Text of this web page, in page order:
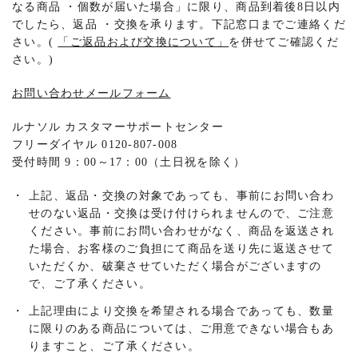
なる商品
・ 個数が届いた場合」に限り、商品到着後8日以内
でしたら、返品
・ 交換を承ります。下記窓口までご連絡くだ
さい。(
「ご返品および交換について」 を併せてご確認くだ
さい。)
お問い合わせメールフォーム
ルナソル カスタマーサポートセンター
フリーダイヤル 0120-807-008
受付時間 9：00～17：00（土日祝を除く）
・
上記、返品・交換の対象であっても、事前にお問い合わ
せのない返品・交換は受け付けられませんので、ご注意
ください。事前にお問い合わせがなく、商品を返送され
た場合、お客様のご負担にて商品を送り先に返送させて
いただくか、破棄させていただく場合がございますの
で、ご了承ください。
・
上記理由により交換を希望される場合であっても、数量
に限りのある商品については、ご用意できない場合もあ
りますこと、ご了承ください。